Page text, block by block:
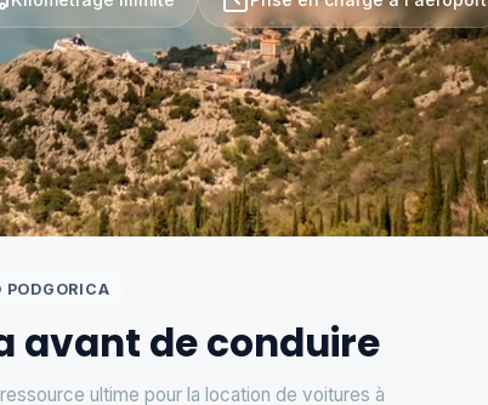
PODGORICA
avant de conduire
ultime pour la location de voitures à